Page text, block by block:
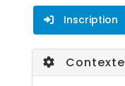
Inscription
Contexte